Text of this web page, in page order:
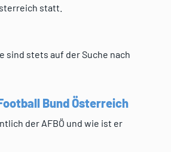
statt.
sind stets auf der Suche nach
Bund Österreich
der AFBÖ und wie ist er